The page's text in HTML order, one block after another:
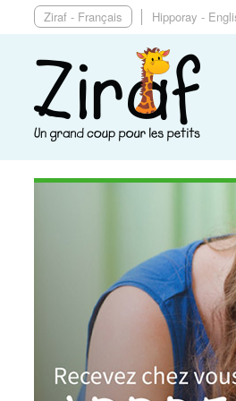
Ziraf - Français Hipporay -